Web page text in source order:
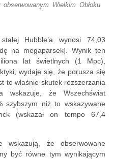
Wielkim Obłoku
Hubble’a wynosi 74,03
na megaparsek]. Wynik ten
lat świetlnych (1 Mpc),
wydaje się, że porusza się
to właśnie skutek rozszerzania
wskazuje, że Wszechświat
niż to wskazywane
(wskazał on tempo 67,4
wskazują, że obserwowane
być równe tym wynikającym